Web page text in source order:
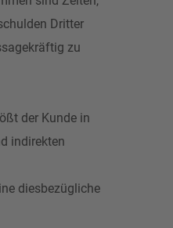
Dritter
zu
der Kunde in
indirekten
diesbezügliche